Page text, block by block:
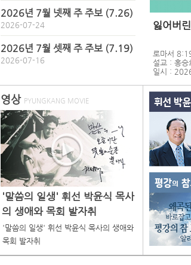
2026년 7월 넷째 주 주보 (7.26)
2026-07-24
2026년 7월 셋째 주 주보 (7.19)
2026-07-16
잃어버
로마서
설교 : 홍승
일시 :
영상 PYUNGKANG MOVIE
'말씀의 일생' 휘선 박윤식 목사
의 생애와 목회 발자취
'말씀의 일생' 휘선 박윤식 목사의 생애와
목회 발자취